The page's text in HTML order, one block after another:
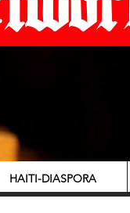
HAITI-DIASPORA